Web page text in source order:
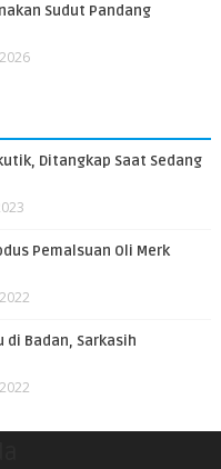
Sudut Pandang
Ditangkap Saat Sedang
Pemalsuan Oli Merk
di Badan, Sarkasih